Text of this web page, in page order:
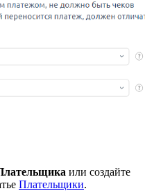
или создайте
Плательщики.